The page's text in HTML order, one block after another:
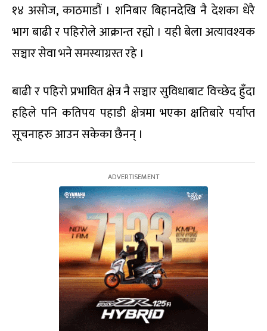
१४ असोज, काठमाडौं । शनिबार बिहानदेखि नै देशका धेरै
भाग बाढी र पहिरोले आक्रान्त रह्यो । यही बेला अत्यावश्यक
सञ्चार सेवा भने समस्याग्रस्त रहे ।
बाढी र पहिरो प्रभावित क्षेत्र नै सञ्चार सुविधाबाट विच्छेद हुँदा
हहिले पनि कतिपय पहाडी क्षेत्रमा भएका क्षतिबारे पर्याप्त
सूचनाहरु आउन सकेका छैनन् ।